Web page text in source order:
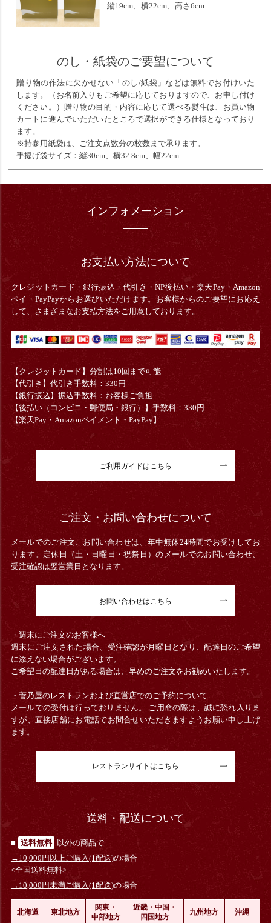
縦19cm、横22cm、高さ6cm
のし・紙袋のご要望について
贈り物の作法に欠かせない「のし/紙袋」などは無料でお付けいた
します。（お名前入りもご希望に応じておりますので、お申し付け
ください。）贈り物の目的・内容に応じて選べる熨斗は、お買い物
カートに進んでいただいたところで選択ができる仕様となっており
ます。
※持参用紙袋は、ご注文点数分の枚数まで承ります。
手提げ袋サイズ：縦30cm、横32.8cm、幅22cm
インフォメーション
お支払い方法について
クレジットカード・銀行振込・代引き・NP後払い・楽天Pay・Amazon
ペイ・PayPayからお選びいただけます。お客様からのご要望にお応え
して、さまざまなお支払方法をご用意しております。
【クレジットカード】分割は10回まで可能
【代引き】代引き手数料：330円
【銀行振込】振込手数料：お客様ご負担
【後払い（コンビニ・郵便局・銀行）】手数料：330円
【楽天Pay・Amazonペイメント・PayPay】
ご利用ガイドはこちら
ご注文・お問い合わせについて
メールでのご注文、お問い合わせは、年中無休24時間でお受けしてお
ります。定休日（土・日曜日・祝祭日）のメールでのお問い合わせ、
受注確認は翌営業日となります。
お問い合わせはこちら
・週末にご注文のお客様へ
週末にご注文された場合、受注確認が月曜日となり、配達日のご希望
に添えない場合がございます。
ご希望日の配達日がある場合は、早めのご注文をお勧めいたします。
・菅乃屋のレストランおよび直営店でのご予約について
メールでの受付は行っておりません。 ご用命の際は、誠に恐れ入りま
すが、直接店舗にお電話でお問合せいただきますようお願い申し上げ
ます。
レストランサイトはこちら
送料・配送について
■ 送料無料
以外の商品で
→10,000円以上ご購入(1配送)の場合
<全国送料無料>
→10,000円未満ご購入(1配送)の場合
北海道 東北地方
関東・
中部地方
近畿・中国・
四国地方
九州地方 沖縄